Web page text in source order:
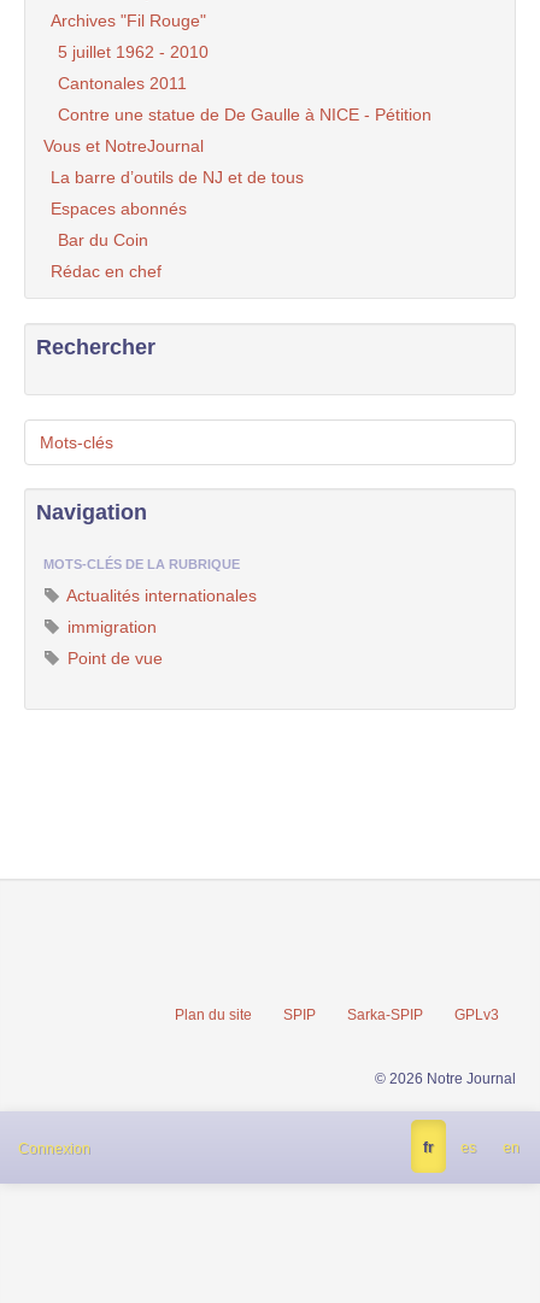
Archives "Fil Rouge"
5 juillet 1962 - 2010
Cantonales 2011
Contre une statue de De Gaulle à NICE - Pétition
Vous et NotreJournal
La barre d’outils de NJ et de tous
Espaces abonnés
Bar du Coin
Rédac en chef
Rechercher
Mots-clés
Navigation
MOTS-CLÉS DE LA RUBRIQUE
Actualités internationales
immigration
Point de vue
Plan du site SPIP Sarka-SPIP GPLv3
© 2026 Notre Journal
Connexion fr es en